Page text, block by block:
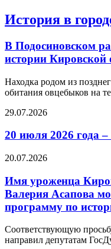
История в
В Подосиновском
истории Кировской
Находка родом из
обитания овцебыков на
29.07.2026
20 июля 2026 года
20.07.2026
Имя уроженца
Валерия Асапова
программу по
Соответствующую
направил депутатам